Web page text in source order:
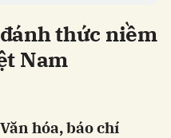
thức niềm
Nam
hóa, báo chí